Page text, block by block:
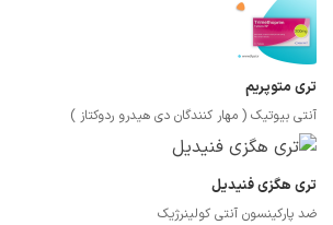
تری متوپریم
آنتی بیوتیک ( مهار کنندگان دی هیدرو ردوکتاز )
تری هگزی فنیدیل
ضد پارکینسون آنتی کولینرژیک